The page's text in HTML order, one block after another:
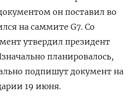
он поставил во
на саммите G7. Со
утвердил президент
планировалось,
подпишут документ на
19 июня.